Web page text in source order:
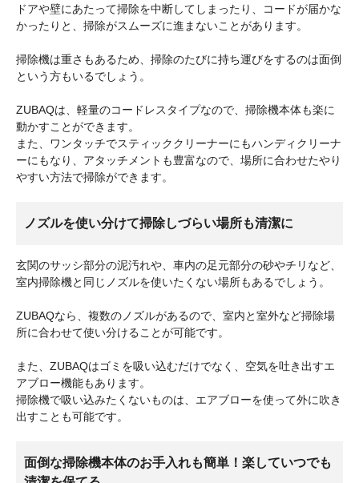
ドアや壁にあたって掃除を中断してしまったり、コードが届かな
かったりと、掃除がスムーズに進まないことがあります。
掃除機は重さもあるため、掃除のたびに持ち運びをするのは面倒
という方もいるでしょう。
ZUBAQは、軽量のコードレスタイプなので、掃除機本体も楽に
動かすことができます。
また、ワンタッチでスティッククリーナーにもハンディクリーナ
ーにもなり、アタッチメントも豊富なので、場所に合わせたやり
やすい方法で掃除ができます。
ノズルを使い分けて掃除しづらい場所も清潔に
玄関のサッシ部分の泥汚れや、車内の足元部分の砂やチリなど、
室内掃除機と同じノズルを使いたくない場所もあるでしょう。
ZUBAQなら、複数のノズルがあるので、室内と室外など掃除場
所に合わせて使い分けることが可能です。
また、ZUBAQはゴミを吸い込むだけでなく、空気を吐き出すエ
アブロー機能もあります。
掃除機で吸い込みたくないものは、エアブローを使って外に吹き
出すことも可能です。
面倒な掃除機本体のお手入れも簡単！楽していつでも